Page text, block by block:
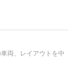
両、レイアウトを中